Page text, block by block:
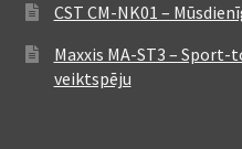
CST CM-NK01 –
Maxxis MA-ST3 –
veiktspēju